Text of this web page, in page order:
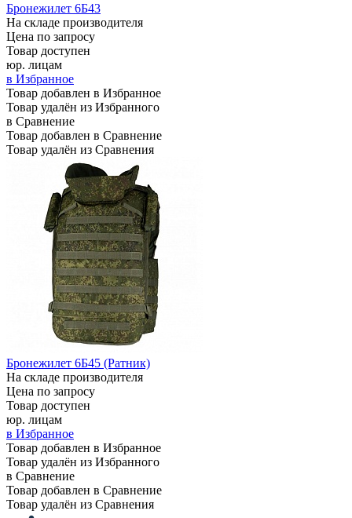
Бронежилет 6Б43
На складе производителя
Цена по запросу
Товар доступен
юр. лицам
в Избранное
Товар добавлен в Избранное
Товар удалён из Избранного
в Сравнение
Товар добавлен в Сравнение
Товар удалён из Сравнения
Бронежилет 6Б45 (Ратник)
На складе производителя
Цена по запросу
Товар доступен
юр. лицам
в Избранное
Товар добавлен в Избранное
Товар удалён из Избранного
в Сравнение
Товар добавлен в Сравнение
Товар удалён из Сравнения